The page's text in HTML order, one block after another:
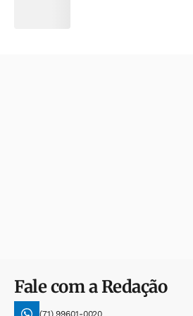
Fale com a Redação
(71) 99601-0020